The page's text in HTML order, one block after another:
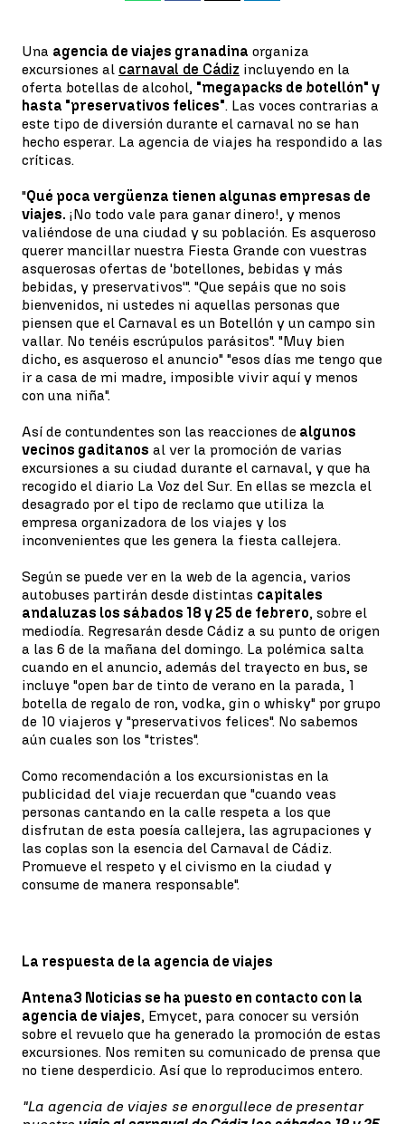
Una agencia de viajes granadina organiza
excursiones al carnaval de Cádiz incluyendo en la
oferta botellas de alcohol, "megapacks de botellón" y
hasta "preservativos felices". Las voces contrarias a
este tipo de diversión durante el carnaval no se han
hecho esperar. La agencia de viajes ha respondido a las
críticas.
"Qué poca vergüenza tienen algunas empresas de
viajes. ¡No todo vale para ganar dinero!, y menos
valiéndose de una ciudad y su población. Es asqueroso
querer mancillar nuestra Fiesta Grande con vuestras
asquerosas ofertas de 'botellones, bebidas y más
bebidas, y preservativos'". "Que sepáis que no sois
bienvenidos, ni ustedes ni aquellas personas que
piensen que el Carnaval es un Botellón y un campo sin
vallar. No tenéis escrúpulos parásitos". "Muy bien
dicho, es asqueroso el anuncio" "esos días me tengo que
ir a casa de mi madre, imposible vivir aquí y menos
con una niña".
Así de contundentes son las reacciones de algunos
vecinos gaditanos al ver la promoción de varias
excursiones a su ciudad durante el carnaval, y que ha
recogido el diario La Voz del Sur. En ellas se mezcla el
desagrado por el tipo de reclamo que utiliza la
empresa organizadora de los viajes y los
inconvenientes que les genera la fiesta callejera.
Según se puede ver en la web de la agencia, varios
autobuses partirán desde distintas capitales
andaluzas los sábados 18 y 25 de febrero, sobre el
mediodía. Regresarán desde Cádiz a su punto de origen
a las 6 de la mañana del domingo. La polémica salta
cuando en el anuncio, además del trayecto en bus, se
incluye "open bar de tinto de verano en la parada, 1
botella de regalo de ron, vodka, gin o whisky" por grupo
de 10 viajeros y "preservativos felices". No sabemos
aún cuales son los "tristes".
Como recomendación a los excursionistas en la
publicidad del viaje recuerdan que "cuando veas
personas cantando en la calle respeta a los que
disfrutan de esta poesía callejera, las agrupaciones y
las coplas son la esencia del Carnaval de Cádiz.
Promueve el respeto y el civismo en la ciudad y
consume de manera responsable".
La respuesta de la agencia de viajes
Antena3 Noticias se ha puesto en contacto con la
agencia de viajes, Emycet, para conocer su versión
sobre el revuelo que ha generado la promoción de estas
excursiones. Nos remiten su comunicado de prensa que
no tiene desperdicio. Así que lo reproducimos entero.
"La agencia de viajes se enorgullece de presentar